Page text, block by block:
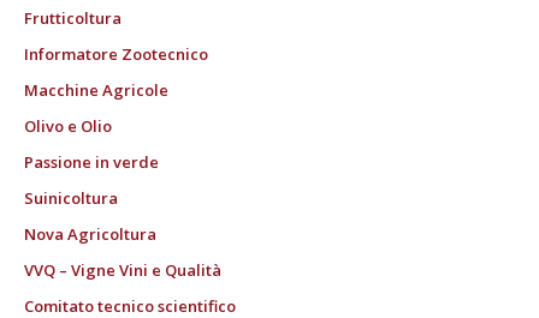
Frutticoltura
Informatore Zootecnico
Macchine Agricole
Olivo e Olio
Passione in verde
Suinicoltura
Nova Agricoltura
VVQ – Vigne Vini e Qualità
Comitato tecnico scientifico